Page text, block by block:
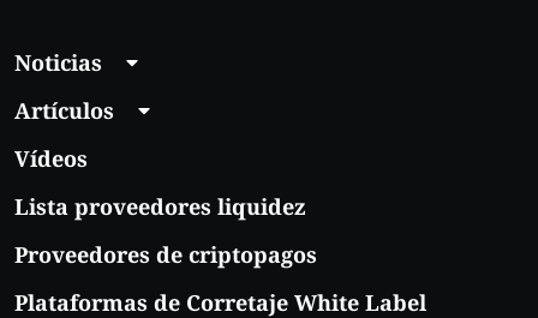
Noticias
Artículos
Vídeos
Lista proveedores liquidez
Proveedores de criptopagos
Plataformas de Corretaje White Label